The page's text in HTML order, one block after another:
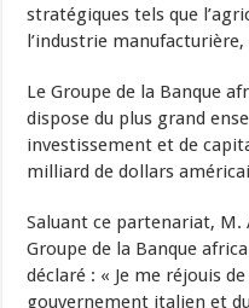
stratégiques tels que
l’industrie
Le Groupe de la Banque
dispose du plus grand
investissement et de
milliard de dollars
Saluant ce partenariat, M.
Groupe de la Banque
déclaré : « Je me réjouis
gouvernement italien et